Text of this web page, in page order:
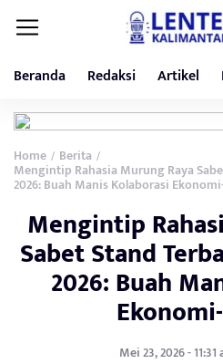
Beranda Redaksi Artikel
Home / Berita /
Mengintip Rahasia Murung Raya
2026: Buah Manis Kolaborasi
Mengintip
Sabet Stand
2026: Buah
Mei 23, 2026 -